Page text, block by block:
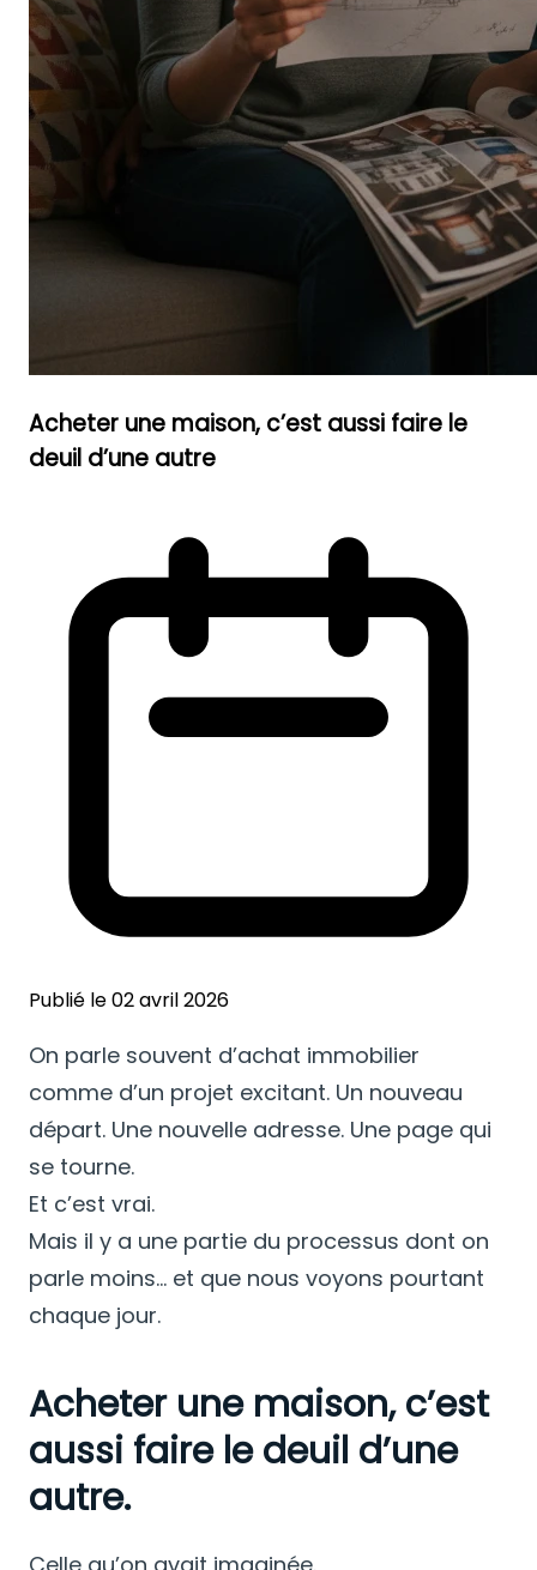
Acheter une maison, c’est aussi faire le
deuil d’une autre
Publié le 02 avril 2026
On parle souvent d’achat immobilier
comme d’un projet excitant. Un nouveau
départ. Une nouvelle adresse. Une page qui
se tourne.
Et c’est vrai.
Mais il y a une partie du processus dont on
parle moins… et que nous voyons pourtant
chaque jour.
Acheter une maison, c’est
aussi faire le deuil d’une
autre.